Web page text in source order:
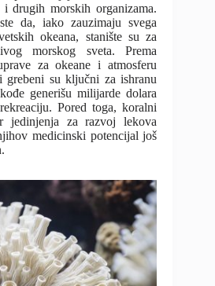
drugih morskih organizama.
da, iako zauzimaju svega
okeana, stanište su za
morskog sveta. Prema
za okeane i atmosferu
su ključni za ishranu
generišu milijarde dolara
Pored toga, koralni
jedinjenja za razvoj lekova
medicinski potencijal još